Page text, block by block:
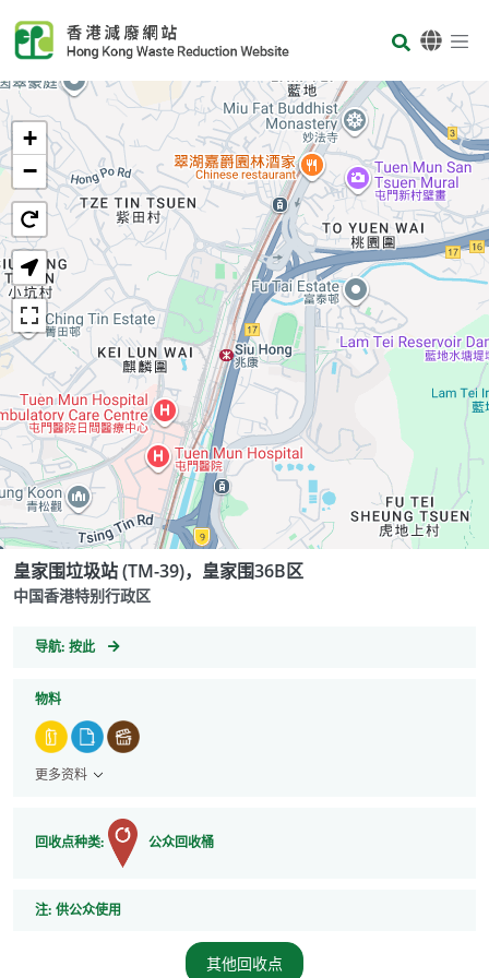
Body
首页
+
−
皇家围垃圾站 (TM-39)，皇家围36B区
中国香港特别行政区
导航: GeoCoordinates
按此
物料
更多资料
回收点种类: 公众回收桶
注: 注
供公众使用
其他回收点